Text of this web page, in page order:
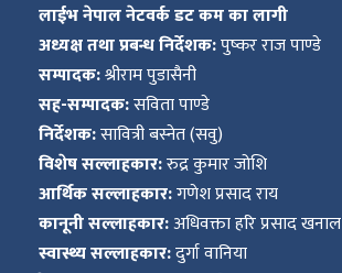
लाईभ नेपाल नेटवर्क डट कम का लागी
अध्यक्ष तथा प्रबन्ध निर्देशक:पुष्कर राज पाण्डे
सम्पादक:श्रीराम पुडासैनी
सह-सम्पादक:सविता पाण्डे
निर्देशक:सावित्री बस्नेत (सवु)
विशेष सल्लाहकार:रुद्र कुमार जोशि
आर्थिक सल्लाहकार:गणेश प्रसाद राय
कानूनी सल्लाहकार:अधिवक्ता हरि प्रसाद खनाल
स्वास्थ्य सल्लाहकार:दुर्गा वानिया